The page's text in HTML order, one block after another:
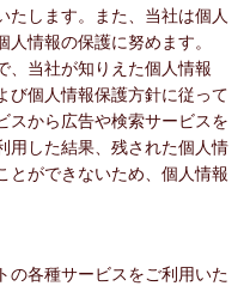
たします。また、当社は個人
情報の保護に努めます。
、当社が知りえた個人情報
び個人情報保護方針に従って
スから広告や検索サービスを
用した結果、残された個人情
とができないため、個人情報
の各種サービスをご利用いた